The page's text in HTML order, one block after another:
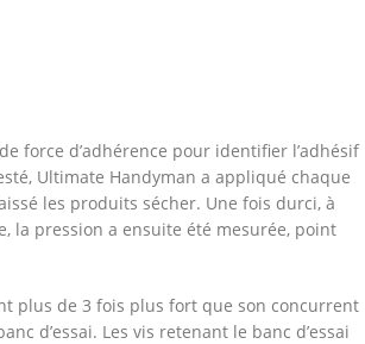
force d’adhérence pour identifier l’adhésif
Ultimate Handyman a appliqué chaque
les produits sécher. Une fois durci, à
la pression a ensuite été mesurée, point
plus de 3 fois plus fort que son concurrent
d’essai. Les vis retenant le banc d’essai